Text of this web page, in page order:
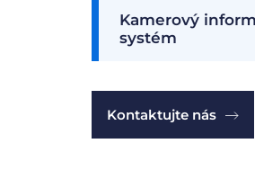
Kamerový
systém
Kontaktujte nás